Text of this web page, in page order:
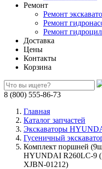
Ремонт
Ремонт
Ремонт
Ремонт
Доставка
Цены
Контакты
Корзина
8 (800) 555-86-73
Главная
Каталог запчастей
Экскаваторы
Гусеничный
Комплект поршней
HYUNDAI R260LC-9
XJBN-01212)